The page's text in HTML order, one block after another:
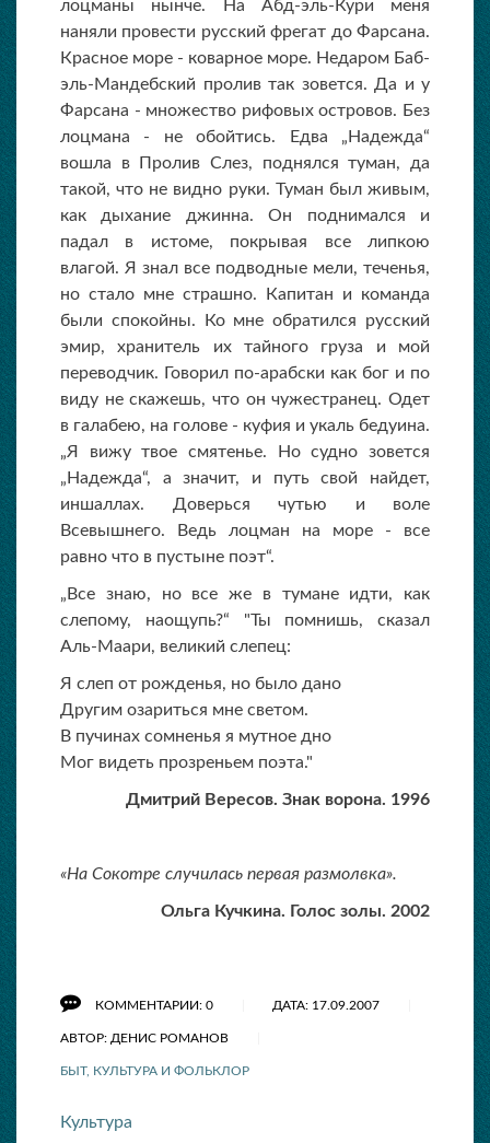
лоцманы нынче. На Абд-эль-Кури меня
наняли провести русский фрегат до Фарсана.
Красное море - коварное море. Недаром Баб-
эль-Мандебский пролив так зовется. Да и у
Фарсана - множество рифовых островов. Без
лоцмана - не обойтись. Едва „Надежда“
вошла в Пролив Слез, поднялся туман, да
такой, что не видно руки. Туман был живым,
как дыхание джинна. Он поднимался и
падал в истоме, покрывая все липкою
влагой. Я знал все подводные мели, теченья,
но стало мне страшно. Капитан и команда
были спокойны. Ко мне обратился русский
эмир, хранитель их тайного груза и мой
переводчик. Говорил по-арабски как бог и по
виду не скажешь, что он чужестранец. Одет
в галабею, на голове - куфия и укаль бедуина.
„Я вижу твое смятенье. Но судно зовется
„Надежда“, а значит, и путь свой найдет,
иншаллах. Доверься чутью и воле
Всевышнего. Ведь лоцман на море - все
равно что в пустыне поэт“.
„Все знаю, но все же в тумане идти, как
слепому, наощупь?“ "Ты помнишь, сказал
Аль-Маари, великий слепец:
Я слеп от рожденья, но было дано
Другим озариться мне светом.
В пучинах сомненья я мутное дно
Мог видеть прозреньем поэта."
Дмитрий Вересов. Знак ворона. 1996
«На Сокотре случилась первая размолвка».
Ольга Кучкина. Голос золы. 2002
КОММЕНТАРИИ: 0 ДАТА: 17.09.2007
АВТОР: ДЕНИС РОМАНОВ
БЫТ, КУЛЬТУРА И ФОЛЬКЛОР
Культура